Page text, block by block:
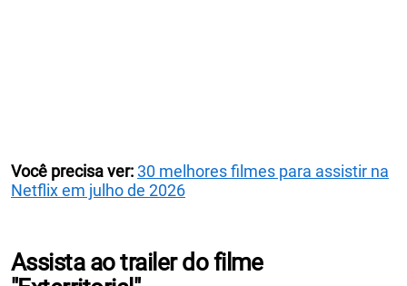
Você precisa ver: 30 melhores filmes para assistir na
Netflix em julho de 2026
Assista ao trailer do filme